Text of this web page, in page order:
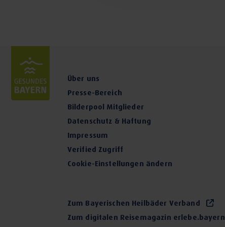
Über uns
Presse-Bereich
Bilderpool Mitglieder
Datenschutz & Haftung
Impressum
Verified Zugriff
Cookie-Einstellungen ändern
Zum Bayerischen Heilbäder Verband
Zum digitalen Reisemagazin erlebe.bayern